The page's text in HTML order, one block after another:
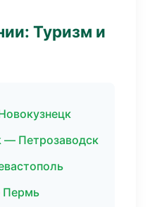
Туризм и
— Петрозаводск
Пермь